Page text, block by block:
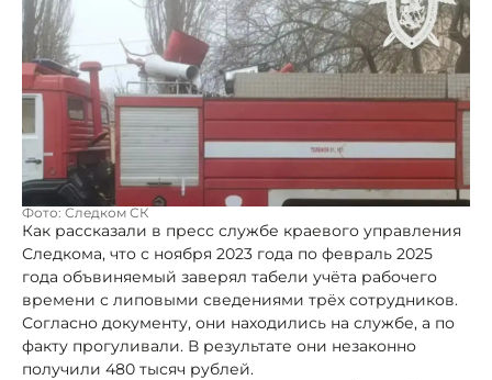
Фото: Следком СК
Как рассказали в пресс службе краевого управления
Следкома, что с ноября 2023 года по февраль 2025
года объвиняемый заверял табели учёта рабочего
времени с липовыми сведениями трёх сотрудников.
Согласно документу, они находились на службе, а по
факту прогуливали. В результате они незаконно
получили 480 тысяч рублей.